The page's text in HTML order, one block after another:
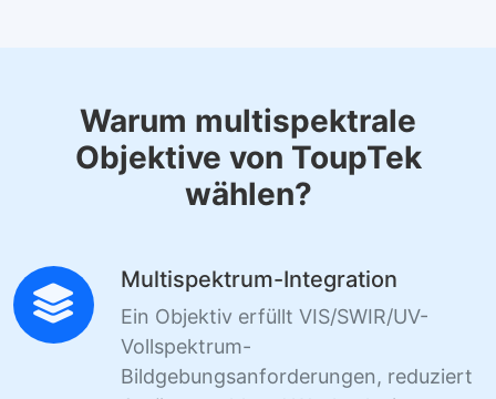
Warum multispektrale
Objektive von ToupTek
wählen?
Multispektrum-Integration
Ein Objektiv erfüllt VIS/SWIR/UV-
Vollspektrum-
Bildgebungsanforderungen, reduziert